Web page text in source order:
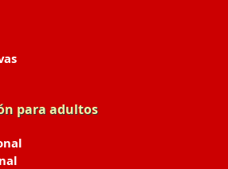
para adultos